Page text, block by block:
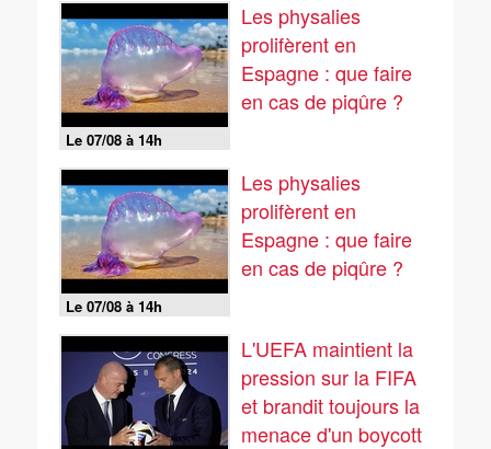
Le 07/08 à 14h
Les physalies
prolifèrent en
Espagne : que faire
en cas de piqûre ?
Le 07/08 à 14h
Les physalies
prolifèrent en
Espagne : que faire
en cas de piqûre ?
L'UEFA maintient la
pression sur la FIFA
et brandit toujours la
menace d'un boycott